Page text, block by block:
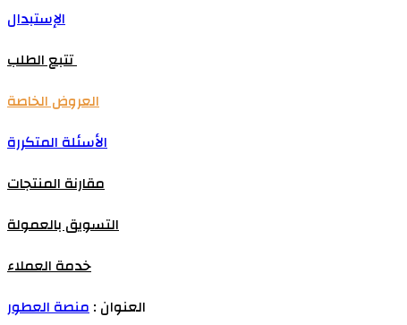
الإستبدال
تتبع الطلب
العروض الخاصة
الأسئلة المتكررة
مقارنة المنتجات
التسويق بالعمولة
خدمة العملاء
العنوان :منصة العطور